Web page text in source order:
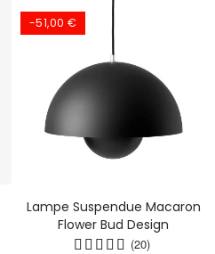
-51,00 €
Lampe Suspendue Macaron
Flower Bud Design
(20)